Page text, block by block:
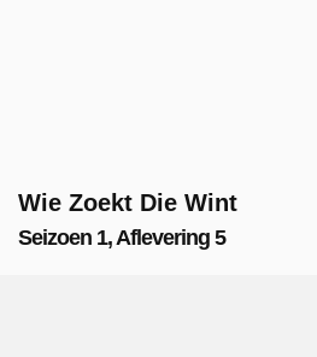
Wie Zoekt Die Wint
Seizoen 1, Aflevering 5